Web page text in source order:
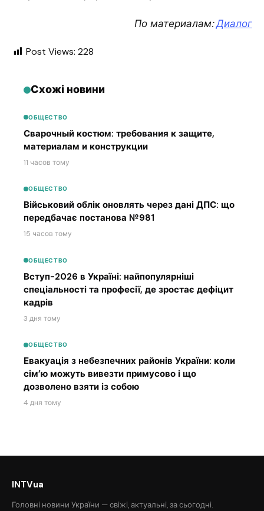
По материалам:Диалог
Post Views: 228
Схожі новини
ОБЩЕСТВО
Сварочный костюм: требования к защите,
материалам и конструкции
11 часов тому
ОБЩЕСТВО
Військовий облік оновлять через дані ДПС: що
передбачає постанова №981
15 часов тому
ОБЩЕСТВО
Вступ-2026 в Україні: найпопулярніші
спеціальності та професії, де зростає дефіцит
кадрів
3 дня тому
ОБЩЕСТВО
Евакуація з небезпечних районів України: коли
сім’ю можуть вивезти примусово і що
дозволено взяти із собою
4 дня тому
INTVua
Головні новини України — свіжі, актуальні, за сьогодні.